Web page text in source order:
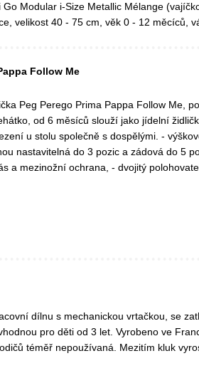
Go Modular i-Size Metallic Mélange
velikost 40 - 75 cm, věk 0 - 12 měcíců,
Follow Me
Peg Perego Prima Pappa Follow Me,
od 6 měsíců slouží jako jídelní
u stolu společně s dospělými. -
nastavitelná do 3 pozic a zádová do 5
a mezinožní ochrana, - dvojitý
dílnu s mechanickou vrtačkou, se
pro děti od 3 let. Vyrobeno ve
téměř nepoužívaná. Mezitím kluk